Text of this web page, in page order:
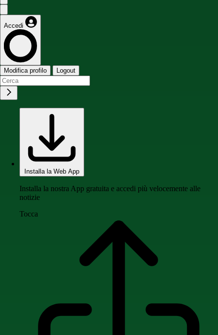
Accedi
Modifica profilo Logout
Installa la Web App
Installa la nostra App gratuita e accedi più velocemente alle
notizie
Tocca